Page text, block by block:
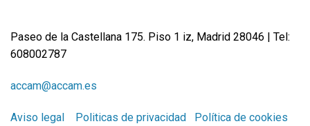
Paseo de la Castellana 175. Piso 1 iz, Madrid 28046 | Tel:
608002787
accam@accam.es
Aviso legal Politicas de privacidad Política de cookies